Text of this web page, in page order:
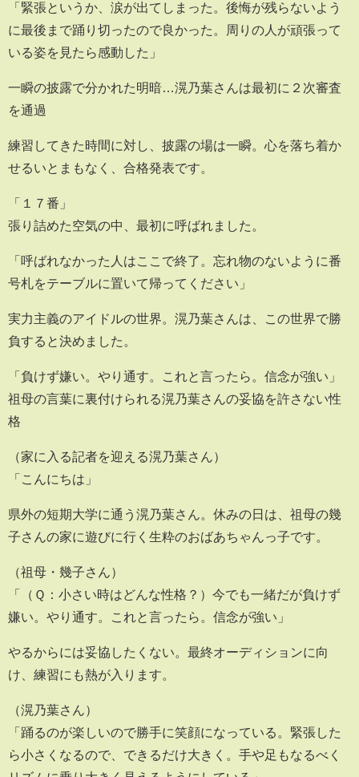
「緊張というか、涙が出てしまった。後悔が残らないよう
に最後まで踊り切ったので良かった。周りの人が頑張って
いる姿を見たら感動した」
一瞬の披露で分かれた明暗…滉乃葉さんは最初に２次審査
を通過
練習してきた時間に対し、披露の場は一瞬。心を落ち着か
せるいとまもなく、合格発表です。
「１７番」
張り詰めた空気の中、最初に呼ばれました。
「呼ばれなかった人はここで終了。忘れ物のないように番
号札をテーブルに置いて帰ってください」
実力主義のアイドルの世界。滉乃葉さんは、この世界で勝
負すると決めました。
「負けず嫌い。やり通す。これと言ったら。信念が強い」
祖母の言葉に裏付けられる滉乃葉さんの妥協を許さない性
格
（家に入る記者を迎える滉乃葉さん）
「こんにちは」
県外の短期大学に通う滉乃葉さん。休みの日は、祖母の幾
子さんの家に遊びに行く生粋のおばあちゃんっ子です。
（祖母・幾子さん）
「（Ｑ：小さい時はどんな性格？）今でも一緒だが負けず
嫌い。やり通す。これと言ったら。信念が強い」
やるからには妥協したくない。最終オーディションに向
け、練習にも熱が入ります。
（滉乃葉さん）
「踊るのが楽しいので勝手に笑顔になっている。緊張した
ら小さくなるので、できるだけ大きく。手や足もなるべく